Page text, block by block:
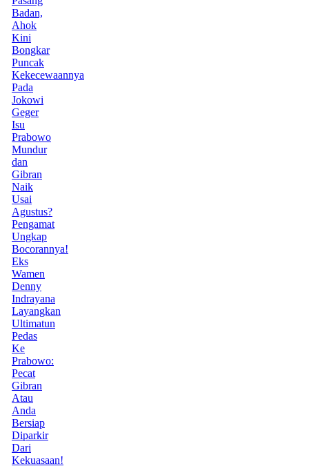
Badan,
Ahok
Kini
Bongkar
Puncak
Kekecewaannya
Pada
Jokowi
Geger
Isu
Prabowo
Mundur
dan
Gibran
Naik
Usai
Agustus?
Pengamat
Ungkap
Bocorannya!
Eks
Wamen
Denny
Indrayana
Layangkan
Ultimatun
Pedas
Ke
Prabowo:
Pecat
Gibran
Atau
Anda
Bersiap
Diparkir
Dari
Kekuasaan!